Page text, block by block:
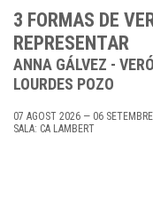
3 FORMAS DE
REPRESENTAR
ANNA GÁLVEZ -
LOURDES POZO
07 AGOST 2026 — 06
SALA: CA LAMBERT